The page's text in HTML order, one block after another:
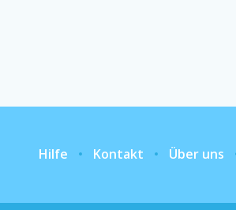
Hilfe Kontakt Über uns